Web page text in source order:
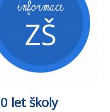
let školy